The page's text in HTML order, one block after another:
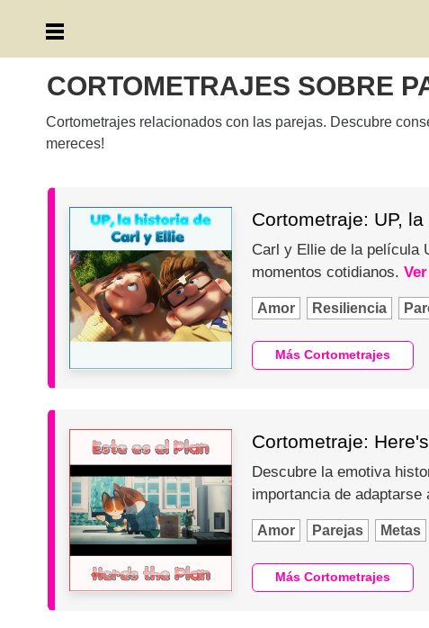
CORTOMETRAJES SOBRE
Cortometrajes relacionados con las parejas. Descubre
mereces!
Cortometraje: UP,
Carl y Ellie de la película
momentos cotidianos.
Amor Resiliencia
Más Cortometrajes
Cortometraje:
Descubre la emotiva
importancia de adaptarse
Amor Parejas Metas
Más Cortometrajes